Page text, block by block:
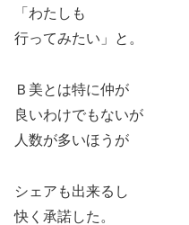
「わたしも
行ってみたい」と。
Ｂ美とは特に仲が
良いわけでもないが
人数が多いほうが
シェアも出来るし
快く承諾した。